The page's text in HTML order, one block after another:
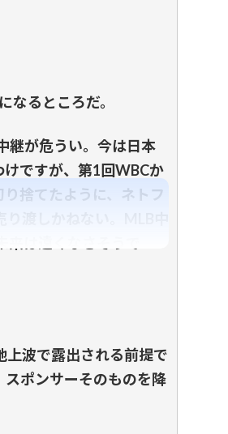
るところだ。
継が危うい。今は日本
ですが、第1回WBCか
捨てたように、ネトフ
渡しかねない。MLB中
上波で露出される前提で
ポンサーそのものを降